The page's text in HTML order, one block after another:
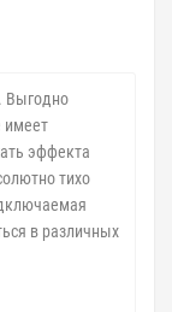
Выгодно
имеет
эффекта
тихо
в различных